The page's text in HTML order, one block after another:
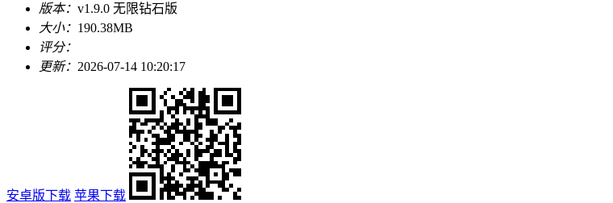
版本： v1.9.0 无限钻石版
大小： 190.38MB
评分：
更新： 2026-07-14 10:20:17
安卓版下载 苹果下载